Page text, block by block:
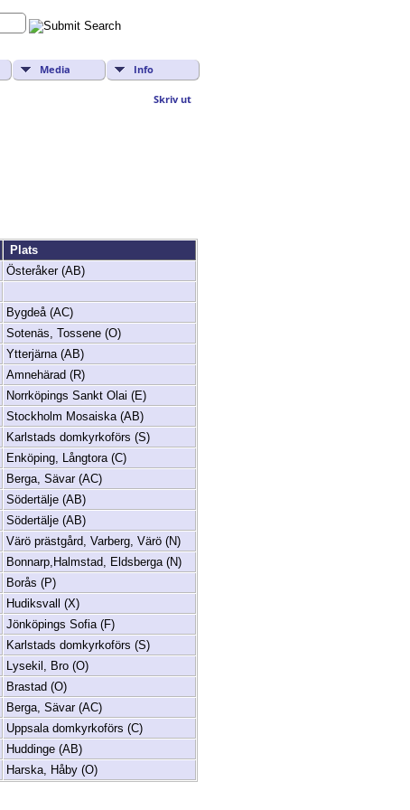
Media Info
Skriv ut
Plats
Österåker (AB)
Bygdeå (AC)
Sotenäs, Tossene (O)
Ytterjärna (AB)
Amnehärad (R)
Norrköpings Sankt Olai (E)
Stockholm Mosaiska (AB)
Karlstads domkyrkoförs (S)
Enköping, Långtora (C)
Berga, Sävar (AC)
Södertälje (AB)
Södertälje (AB)
Värö prästgård, Varberg, Värö (N)
Bonnarp,Halmstad, Eldsberga (N)
Borås (P)
Hudiksvall (X)
Jönköpings Sofia (F)
Karlstads domkyrkoförs (S)
Lysekil, Bro (O)
Brastad (O)
Berga, Sävar (AC)
Uppsala domkyrkoförs (C)
Huddinge (AB)
Harska, Håby (O)